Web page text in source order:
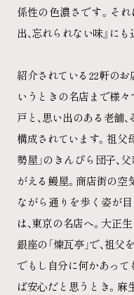
係性の色濃さです。そ
出、忘れられない味』に
紹介されている22軒のお
いうときの名店まで様々
戸と、思い出のある老舗
構成されています。祖父
勢屋」のきんぴら団子、
がえる鰻屋。商店街の空
ながら通りを歩く姿が
は、東京の名店へ。大正
銀座の「煉瓦亭」で、祖父
でもし自分に何かあって
ば安心だと思うとき。麻